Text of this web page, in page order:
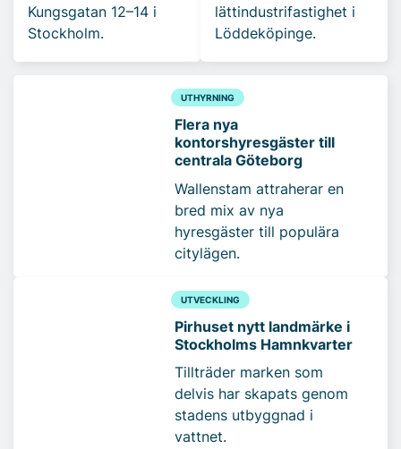
Kungsgatan 12–14 i
Stockholm.
lättindustrifastighet i
Löddeköpinge.
UTHYRNING
Flera nya
kontorshyresgäster till
centrala Göteborg
Wallenstam attraherar en
bred mix av nya
hyresgäster till populära
citylägen.
UTVECKLING
Pirhuset nytt landmärke i
Stockholms Hamnkvarter
Tillträder marken som
delvis har skapats genom
stadens utbyggnad i
vattnet.